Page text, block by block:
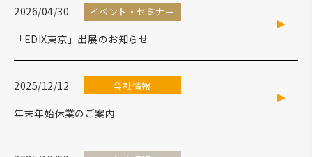
2026/04/30 イベント・セミナー
「EDIX東京」出展のお知らせ
2025/12/12 会社情報
年末年始休業のご案内